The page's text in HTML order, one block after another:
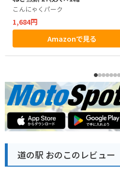
こんにゃくパーク
1,684円
Amazonで見る
道の駅 おのこのレビュー